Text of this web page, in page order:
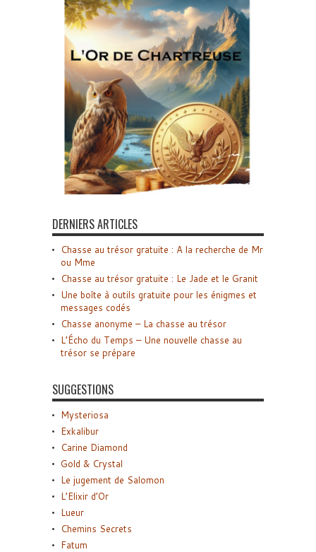
DERNIERS ARTICLES
Chasse au trésor gratuite : A la recherche de Mr
ou Mme
Chasse au trésor gratuite : Le Jade et le Granit
Une boîte à outils gratuite pour les énigmes et
messages codés
Chasse anonyme – La chasse au trésor
L’Écho du Temps – Une nouvelle chasse au
trésor se prépare
SUGGESTIONS
Mysteriosa
Exkalibur
Carine Diamond
Gold & Crystal
Le jugement de Salomon
L’Elixir d’Or
Lueur
Chemins Secrets
Fatum